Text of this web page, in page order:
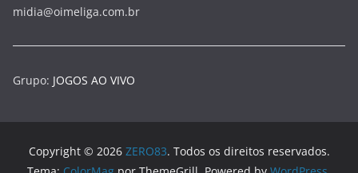
midia@oimeliga.com.br
Grupo: JOGOS AO VIVO
Copyright © 2026 ZERO83. Todos os direitos reservados.